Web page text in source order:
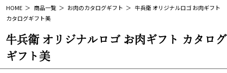
HOME 商品一覧 お肉のカタログギフト
牛兵衛 オリジナルロゴ お肉ギフト
カタログギフト美
牛兵衛 オリジナルロゴ お肉ギフト カタログ
ギフト美